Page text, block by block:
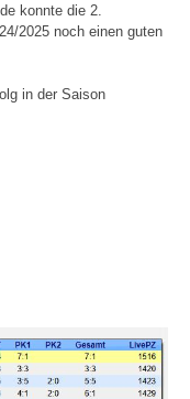
konnte die 2.
2025 noch einen guten
in der Saison